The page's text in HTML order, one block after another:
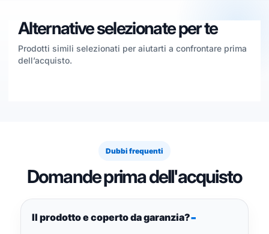
Alternative selezionate per te
Dubbi frequenti
Domande prima dell'acquisto
Il prodotto e coperto da garanzia?